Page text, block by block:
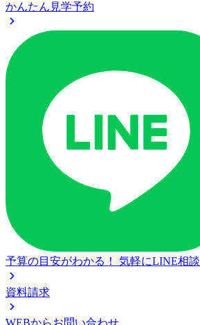
かんたん見学予約
予算の目安がわかる！ 気軽にLINE相談
資料請求
WEBからお問い合わせ